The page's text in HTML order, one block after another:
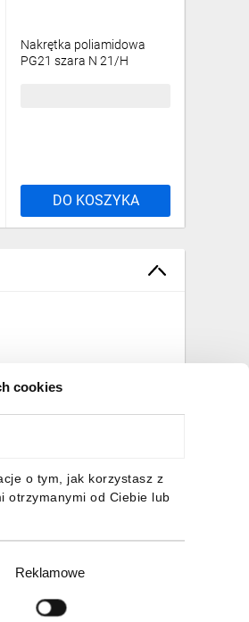
cookies
o tym, jak korzystasz z
otrzymanymi od Ciebie lub
Reklamowe
Nakrętka poliamidowa
PG21 szara N 21/H
DO KOSZYKA